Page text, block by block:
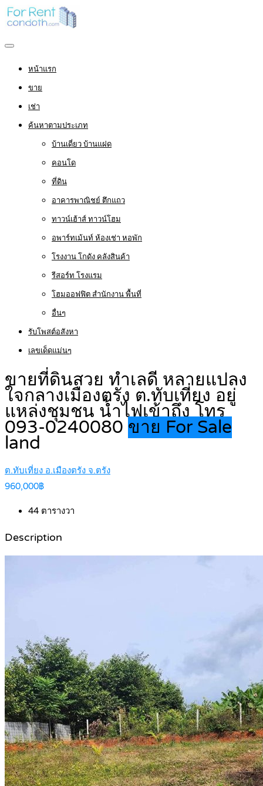
หน้าแรก
ขาย
เช่า
ค้นหาตามประเภท
บ้านเดี่ยว บ้านแฝด
คอนโด
ที่ดิน
อาคารพาณิชย์ ตึกแถว
ทาวน์เฮ้าส์ ทาวน์โฮม
อพาร์ทเม้นท์ ห้องเช่า หอพัก
โรงงาน โกดัง คลังสินค้า
รีสอร์ท โรงแรม
โฮมออฟฟิต สำนักงาน พื้นที่
อื่นๆ
รับโพสต์อสังหา
เลขเด็ดแม่นๆ
ขายที่ดินสวย ทำเลดี หลายแปลง
ใจกลางเมืองตรัง ต.ทับเที่ยง อยู่
แหล่งชุมชน น้ำไฟเข้าถึง โทร
093-0240080 ขาย For Sale
land
ต.ทับเที่ยง อ.เมืองตรัง จ.ตรัง
960,000฿
44 ตารางวา
Description